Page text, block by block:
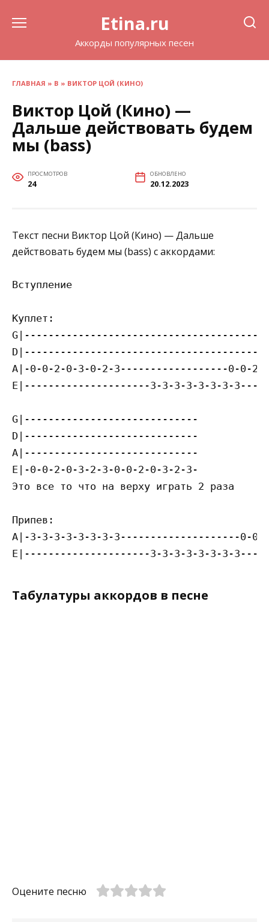
Etina.ru
Аккорды популярных песен
ГЛАВНАЯ » В » ВИКТОР ЦОЙ (КИНО)
Виктор Цой (Кино) —
Дальше действовать будем
мы (bass)
ПРОСМОТРОВ
24
ОБНОВЛЕНО
20.12.2023
Текст песни Виктор Цой (Кино) — Дальше
действовать будем мы (bass) с аккордами:
Вступление
Куплет:
A|-0-0-2-0-3-0-2-3------------------0-0-
E|---------------------3-3-3-3-3-3-3-
G|-----------------------------
D|-----------------------------
A|-----------------------------
E|-0-0-2-0-3-2-3-0-0-2-0-3-2-3-
Это все то что на верху играть 2 раза
Припев:
A|-3-3-3-3-3-3-3-3--------------------0-0-
Табулатуры аккордов в песне
Оцените песню